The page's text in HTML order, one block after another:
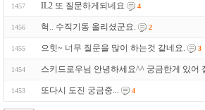
1457 IL2 또 질문하게되네요 4
1456 헉.. 수직기동 올리셨군요. 2
1455 으힛~ 너무 질문을 많이 하는것 같네요. 3
1454 스키드로우님 안녕하세요^^ 궁금한게 있어
1453 또다시 도진 궁금중... 4